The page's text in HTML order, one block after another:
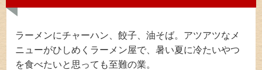
ラーメンにチャーハン、餃子、油そば。アツアツなメ
ニューがひしめくラーメン屋で、暑い夏に冷たいやつ
を食べたいと思っても至難の業。